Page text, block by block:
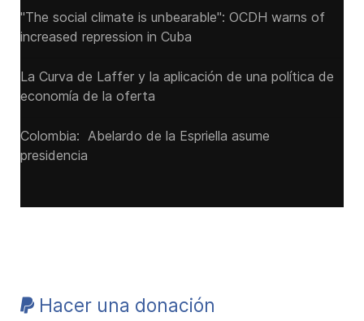
"The social climate is unbearable": OCDH warns of
increased repression in Cuba
La Curva de Laffer y la aplicación de una política de
economía de la oferta
Colombia: Abelardo de la Espriella asume
presidencia
Hacer una donación